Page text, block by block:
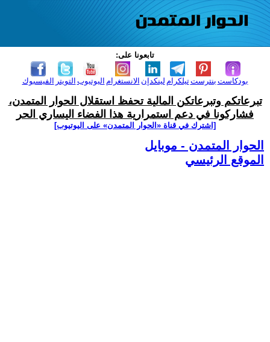
تابعونا على:
الفيسبوك التويتر اليوتيوب الانستغرام لينكدإن تيلكرامبنترست بودكاست
تبرعاتكم وتبرعاتكن المالية تحفظ استقلال الحوار المتمدن،
فشاركونا في دعم استمرارية هذا الفضاء اليساري الحر
[اشترك في قناة ‫«الحوار المتمدن» على اليوتيوب]
الحوار المتمدن - موبايل
الموقع الرئيسي